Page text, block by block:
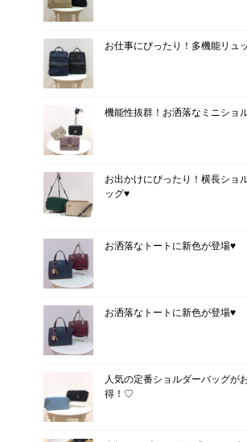
お仕事にぴったり！多機能リュ
機能性抜群！お洒落なミニショ
お出かけにぴったり！横長ショ
ッグ♥
お洒落なトートに新色が登場♥
お洒落なトートに新色が登場♥
人気の定番ショルダーバッグが
得！♡